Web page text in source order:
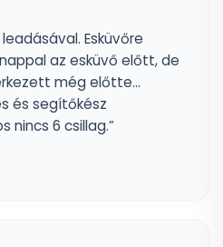
Esküvőre
az esküvő előtt, de
még előtte...
és segítőkész
nincs 6 csillag.”